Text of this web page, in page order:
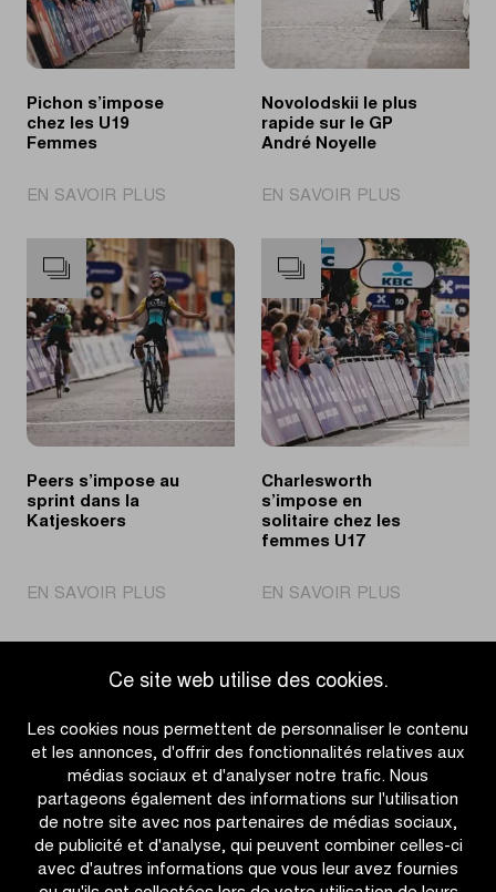
Ce site web utilise des cookies.
Les cookies nous permettent de personnaliser le contenu
et les annonces, d'offrir des fonctionnalités relatives aux
médias sociaux et d'analyser notre trafic. Nous
partageons également des informations sur l'utilisation
de notre site avec nos partenaires de médias sociaux,
de publicité et d'analyse, qui peuvent combiner celles-ci
avec d'autres informations que vous leur avez fournies
Pichon s’impose
chez les U19
Femmes
EN SAVOIR PLUS
s’impose
chez
les
U19
Femmes
Novolodskii le plus
rapide sur le GP
André Noyelle
EN SAVOIR PLUS
le
plus
rapide
sur
le
GP
André
Noyelle
Peers s’impose au
sprint dans la
Katjeskoers
EN SAVOIR PLUS
s’impose
sprint
la
Katjeskoers
Charlesworth
s’impose en
solitaire chez les
femmes U17
EN SAVOIR PLUS
s’impose
les
femmes
U17